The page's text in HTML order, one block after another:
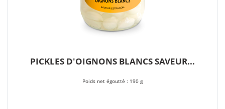
PICKLES D'OIGNONS BLANCS SAVEUR...
Poids net égoutté : 190 g